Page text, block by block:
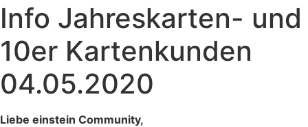
Info Jahreskarten- und
10er Kartenkunden
04.05.2020
Liebe einstein Community,